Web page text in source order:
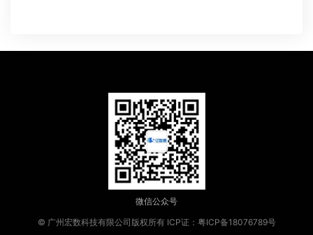
微信公众号
© 广州宏数科技有限公司版权所有 ICP证：粤ICP备18076789号